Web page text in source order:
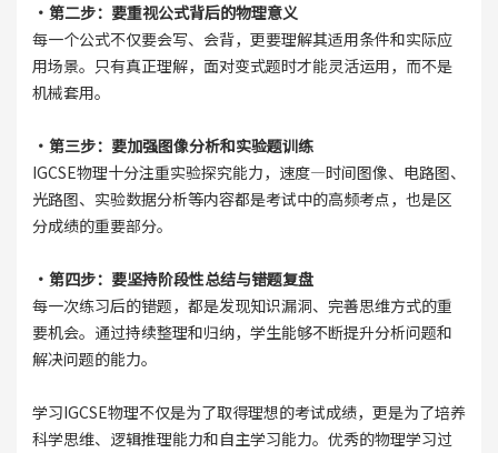
·第二步：要重视公式背后的物理意义
每一个公式不仅要会写、会背，更要理解其适用条件和实际应
用场景。只有真正理解，面对变式题时才能灵活运用，而不是
机械套用。
·第三步：要加强图像分析和实验题训练
IGCSE物理十分注重实验探究能力，速度—时间图像、电路图、
光路图、实验数据分析等内容都是考试中的高频考点，也是区
分成绩的重要部分。
·第四步：要坚持阶段性总结与错题复盘
每一次练习后的错题，都是发现知识漏洞、完善思维方式的重
要机会。通过持续整理和归纳，学生能够不断提升分析问题和
解决问题的能力。
学习IGCSE物理不仅是为了取得理想的考试成绩，更是为了培养
科学思维、逻辑推理能力和自主学习能力。优秀的物理学习过